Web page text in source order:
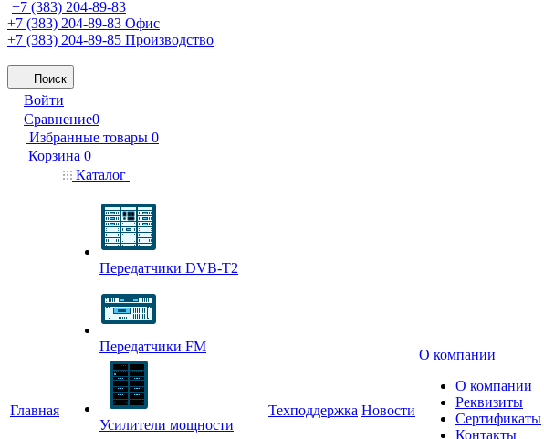
+7 (383) 204-89-83
+7 (383) 204-89-83 Офис
+7 (383) 204-89-85 Производство
Поиск
Войти
Сравнение0
Избранные товары 0
Корзина 0
Главная
Каталог
Передатчики DVB-T2
Передатчики FM
Усилители мощности
Техподдержка Новости
О компании
О компании
Реквизиты
Сертификаты
Контакты